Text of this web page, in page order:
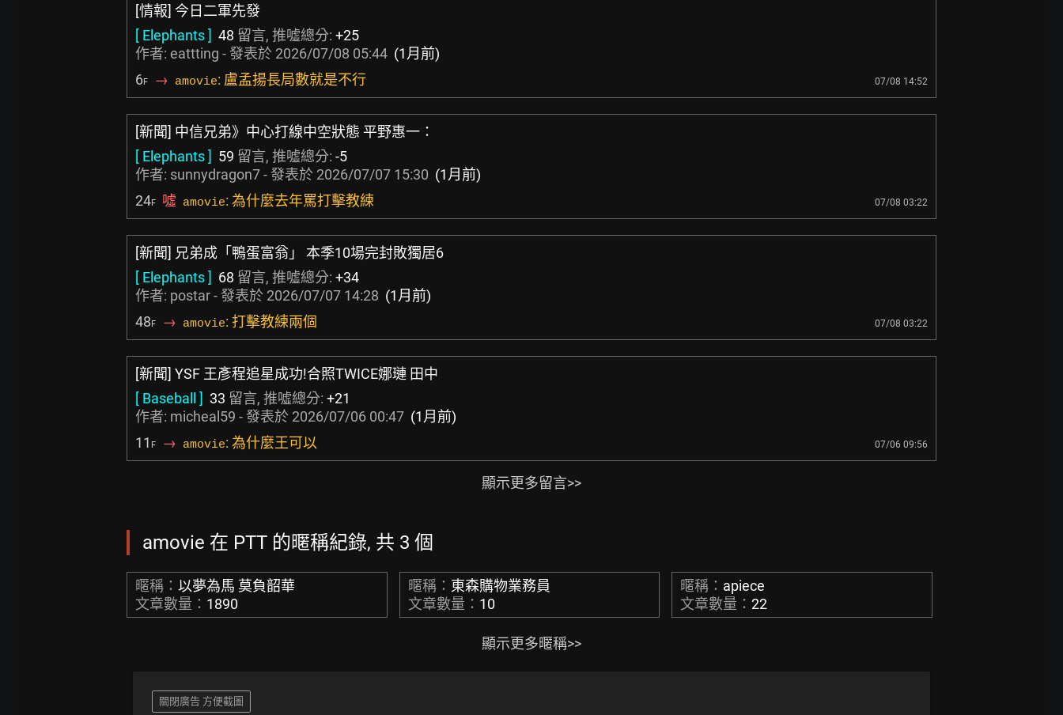
[情報] 今日二軍先發
[ Elephants ] 48 留言, 推噓總分: +25
作者: eattting - 發表於 2026/07/08 05:44 (1月前)
6F → amovie: 盧孟揚長局數就是不行 07/08 14:52
[新聞] 中信兄弟》中心打線中空狀態 平野惠一：
[ Elephants ] 59 留言, 推噓總分: -5
作者: sunnydragon7- 發表於 2026/07/07 15:30 (1月前)
24F 噓 amovie: 為什麼去年罵打擊教練 07/08 03:22
[新聞] 兄弟成「鴨蛋富翁」 本季10場完封敗獨居6
[ Elephants ] 68 留言, 推噓總分: +34
作者: postar- 發表於 2026/07/07 14:28 (1月前)
48F → amovie: 打擊教練兩個 07/08 03:22
[新聞] YSF 王彥程追星成功!合照TWICE娜璉 田中
[ Baseball ] 33 留言, 推噓總分: +21
作者: micheal59 - 發表於 2026/07/06 00:47 (1月前)
11 F → amovie: 為什麼王可以 07/06 09:56
顯示更多留言>>
amovie 在 PTT 的暱稱紀錄, 共 3 個
暱稱： 以夢為馬 莫負韶華
文章數量： 1890
暱稱： 東森購物業務員
文章數量： 10
暱稱： apiece
文章數量：22
顯示更多暱稱>>
關閉廣告 方便截圖